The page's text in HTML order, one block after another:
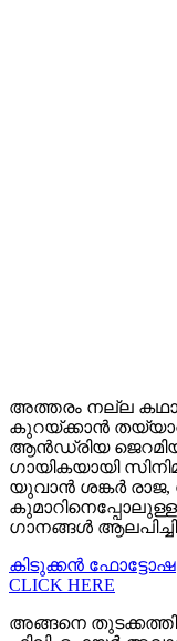
അത്തരം നല്ല
കുറയ്ക്കാൻ
ആൻഡ്രിയ
ഗായികയായി
യുവാൻ ശങ്കർ രാജ,
ഗാനങ്ങൾ
കിടുക്കന്‍
CLICK HERE
അങ്ങനെ